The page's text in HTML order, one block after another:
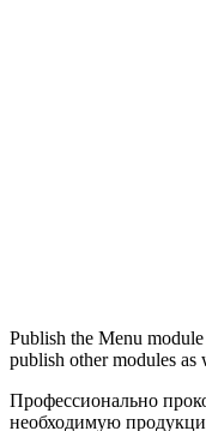
Publish the Menu
publish other modules as
М ●
Профессионально
необходимую